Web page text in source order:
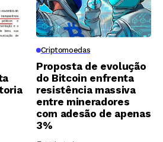
Criptomoedas
Proposta de evolução
do Bitcoin enfrenta
resistência massiva
entre mineradores
com adesão de apenas
3%